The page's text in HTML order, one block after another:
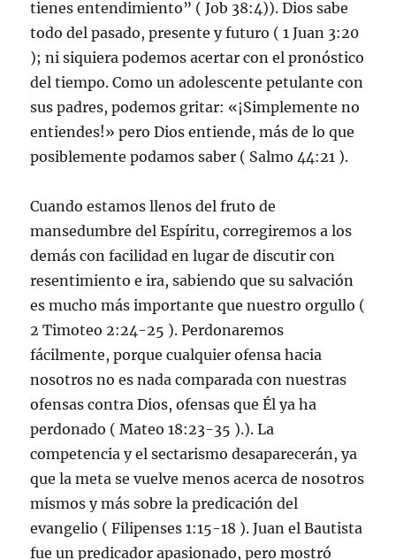
tienes entendimiento” ( Job 38:4)). Dios sabe
todo del pasado, presente y futuro ( 1 Juan 3:20
); ni siquiera podemos acertar con el pronóstico
del tiempo. Como un adolescente petulante con
sus padres, podemos gritar: «¡Simplemente no
entiendes!» pero Dios entiende, más de lo que
posiblemente podamos saber ( Salmo 44:21 ).
Cuando estamos llenos del fruto de
mansedumbre del Espíritu, corregiremos a los
demás con facilidad en lugar de discutir con
resentimiento e ira, sabiendo que su salvación
es mucho más importante que nuestro orgullo (
2 Timoteo 2:24-25 ). Perdonaremos
fácilmente, porque cualquier ofensa hacia
nosotros no es nada comparada con nuestras
ofensas contra Dios, ofensas que Él ya ha
perdonado ( Mateo 18:23-35 ).). La
competencia y el sectarismo desaparecerán, ya
que la meta se vuelve menos acerca de nosotros
mismos y más sobre la predicación del
evangelio ( Filipenses 1:15-18 ). Juan el Bautista
fue un predicador apasionado, pero mostró